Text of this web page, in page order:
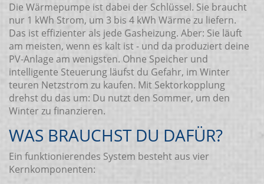
Die Wärmepumpe ist dabei der Schlüssel. Sie braucht
nur 1 kWh Strom, um 3 bis 4 kWh Wärme zu liefern.
Das ist effizienter als jede Gasheizung. Aber: Sie läuft
am meisten, wenn es kalt ist - und da produziert deine
PV-Anlage am wenigsten. Ohne Speicher und
intelligente Steuerung läufst du Gefahr, im Winter
teuren Netzstrom zu kaufen. Mit Sektorkopplung
drehst du das um: Du nutzt den Sommer, um den
Winter zu finanzieren.
WAS BRAUCHST DU DAFÜR?
Ein funktionierendes System besteht aus vier
Kernkomponenten: